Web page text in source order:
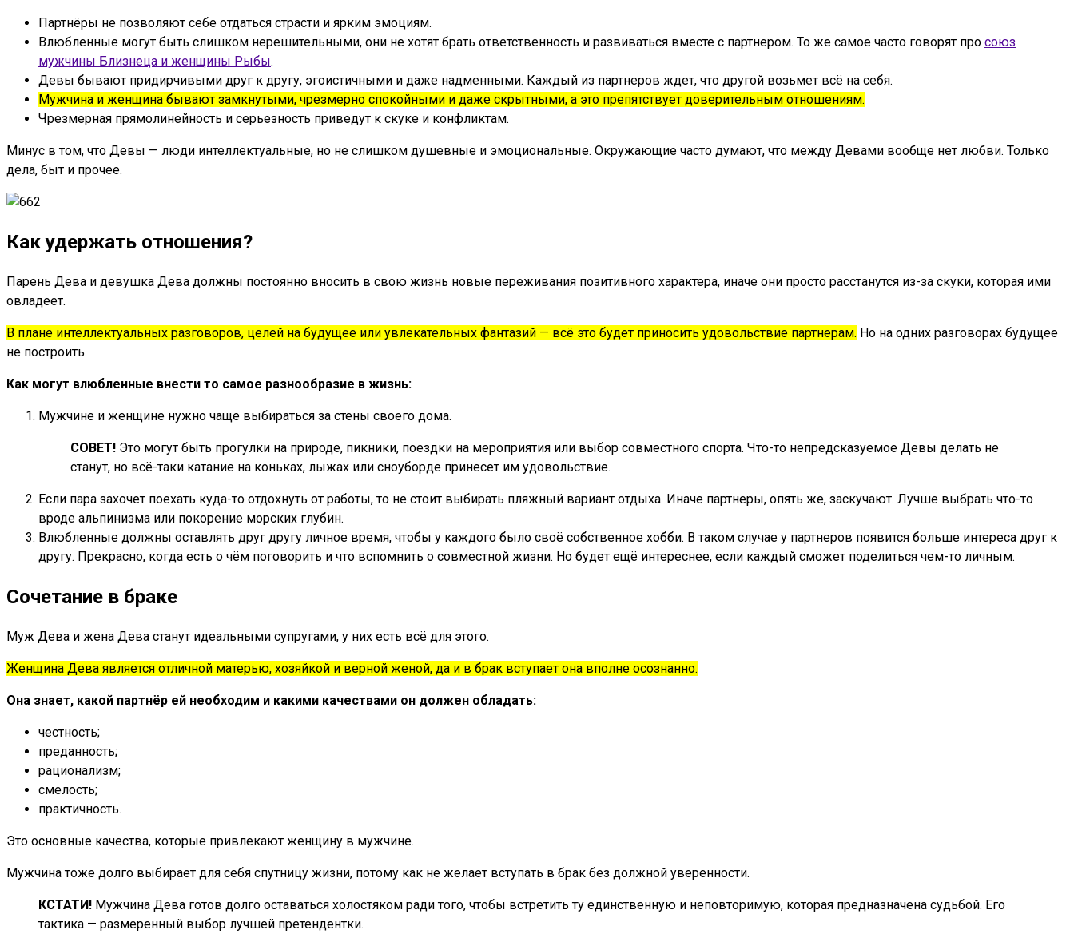
Партнёры не позволяют себе отдаться страсти и ярким эмоциям.
Влюбленные могут быть слишком нерешительными, они не хотят брать ответственность и развиваться вместе с партнером. То же самое часто говорят про союз
мужчины Близнеца и женщины Рыбы.
Девы бывают придирчивыми друг к другу, эгоистичными и даже надменными. Каждый из партнеров ждет, что другой возьмет всё на себя.
Мужчина и женщина бывают замкнутыми, чрезмерно спокойными и даже скрытными, а это препятствует доверительным отношениям.
Чрезмерная прямолинейность и серьезность приведут к скуке и конфликтам.
Минус в том, что Девы — люди интеллектуальные, но не слишком душевные и эмоциональные. Окружающие часто думают, что между Девами вообще нет любви. Только
дела, быт и прочее.
Как удержать отношения?
Парень Дева и девушка Дева должны постоянно вносить в свою жизнь новые переживания позитивного характера, иначе они просто расстанутся из-за скуки, которая ими
овладеет.
В плане интеллектуальных разговоров, целей на будущее или увлекательных фантазий — всё это будет приносить удовольствие партнерам. Но на одних разговорах будущее
не построить.
Как могут влюбленные внести то самое разнообразие в жизнь:
Мужчине и женщине нужно чаще выбираться за стены своего дома.
СОВЕТ! Это могут быть прогулки на природе, пикники, поездки на мероприятия или выбор совместного спорта. Что-то непредсказуемое Девы делать не
станут, но всё-таки катание на коньках, лыжах или сноуборде принесет им удовольствие.
Если пара захочет поехать куда-то отдохнуть от работы, то не стоит выбирать пляжный вариант отдыха. Иначе партнеры, опять же, заскучают. Лучше выбрать что-то
вроде альпинизма или покорение морских глубин.
Влюбленные должны оставлять друг другу личное время, чтобы у каждого было своё собственное хобби. В таком случае у партнеров появится больше интереса друг к
другу. Прекрасно, когда есть о чём поговорить и что вспомнить о совместной жизни. Но будет ещё интереснее, если каждый сможет поделиться чем-то личным.
Сочетание в браке
Муж Дева и жена Дева станут идеальными супругами, у них есть всё для этого.
Женщина Дева является отличной матерью, хозяйкой и верной женой, да и в брак вступает она вполне осознанно.
Она знает, какой партнёр ей необходим и какими качествами он должен обладать:
честность;
преданность;
рационализм;
смелость;
практичность.
Это основные качества, которые привлекают женщину в мужчине.
Мужчина тоже долго выбирает для себя спутницу жизни, потому как не желает вступать в брак без должной уверенности.
КСТАТИ! Мужчина Дева готов долго оставаться холостяком ради того, чтобы встретить ту единственную и неповторимую, которая предназначена судьбой. Его
тактика — размеренный выбор лучшей претендентки.